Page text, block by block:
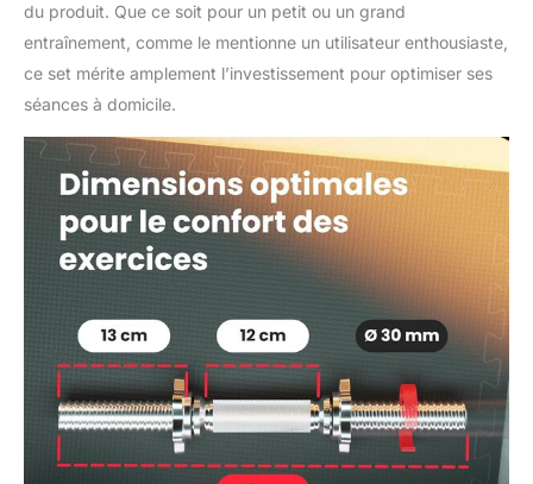
du produit. Que ce soit pour un petit ou un grand
entraînement, comme le mentionne un utilisateur enthousiaste,
ce set mérite amplement l’investissement pour optimiser ses
séances à domicile.